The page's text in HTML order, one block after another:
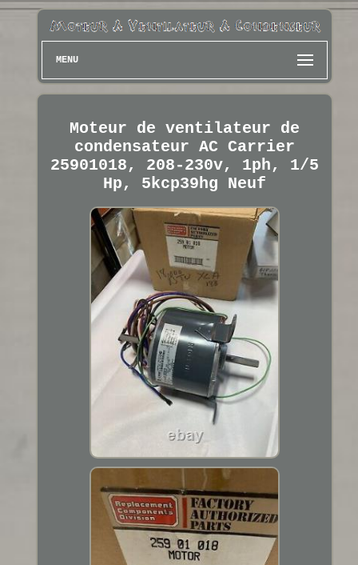
MENU
Moteur de ventilateur de
condensateur AC Carrier
25901018, 208-230v, 1ph, 1/5
Hp, 5kcp39hg Neuf